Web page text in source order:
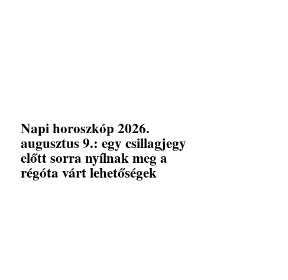
Napi horoszkóp 2026.
augusztus 9.: egy csillagjegy
előtt sorra nyílnak meg a
régóta várt lehetőségek